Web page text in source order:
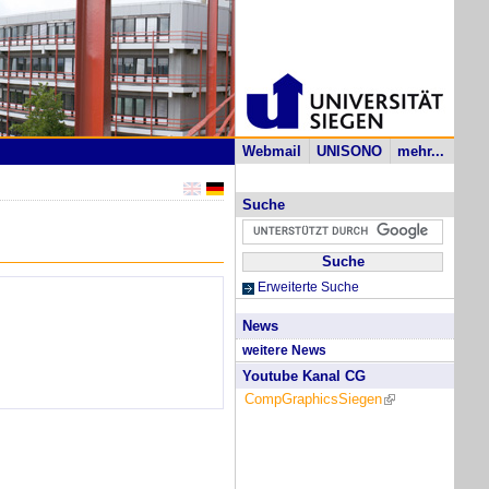
Webmail UNISONO mehr...
Suche
Erweiterte Suche
News
weitere News
Youtube Kanal CG
CompGraphicsSiegen(link is external)